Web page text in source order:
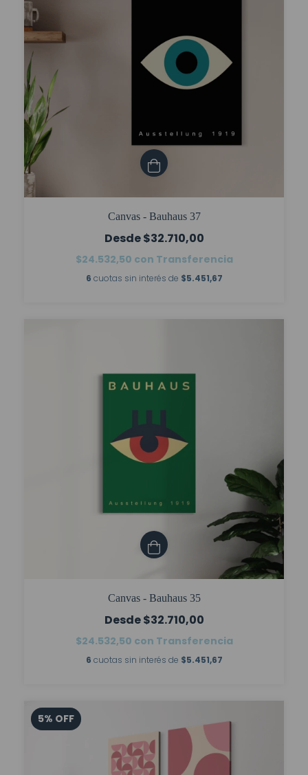
Canvas - Bauhaus 37
$32.710,00
$24.532,50 con Transferencia
6 cuotas sin interés de $5.451,67
Canvas - Bauhaus 35
$32.710,00
$24.532,50 con Transferencia
6 cuotas sin interés de $5.451,67
5% OFF